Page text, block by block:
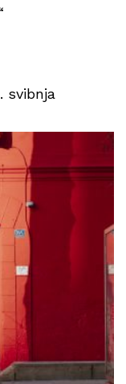
svibnja